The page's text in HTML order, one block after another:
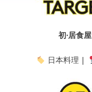
初·居食屋
日本料理 |